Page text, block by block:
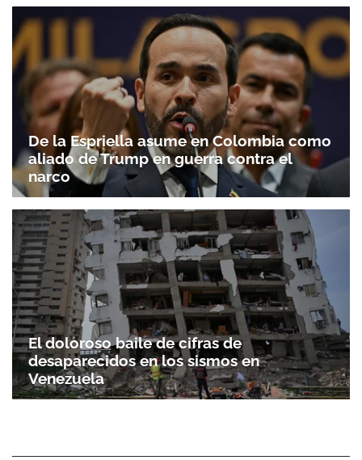
De la Espriella asume en Colombia como
aliado de Trump en guerra contra el
narco
El doloroso baile de cifras de
desaparecidos en los sismos en
Venezuela